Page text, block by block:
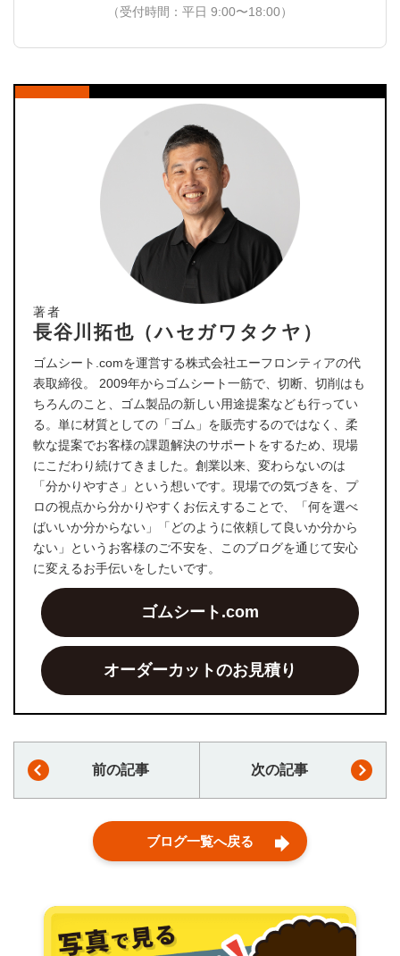
（受付時間：平日 9:00〜18:00）
著者
長谷川拓也（ハセガワタクヤ）
ゴムシート.comを運営する株式会社エーフロンティアの代
表取締役。 2009年からゴムシート一筋で、切断、切削はも
ちろんのこと、ゴム製品の新しい用途提案なども行ってい
る。単に材質としての「ゴム」を販売するのではなく、柔
軟な提案でお客様の課題解決のサポートをするため、現場
にこだわり続けてきました。創業以来、変わらないのは
「分かりやすさ」という想いです。現場での気づきを、プ
ロの視点から分かりやすくお伝えすることで、「何を選べ
ばいいか分からない」「どのように依頼して良いか分から
ない」というお客様のご不安を、このブログを通じて安心
に変えるお手伝いをしたいです。
ゴムシート.com
オーダーカットのお見積り
前の記事 次の記事
ブログ一覧へ戻る